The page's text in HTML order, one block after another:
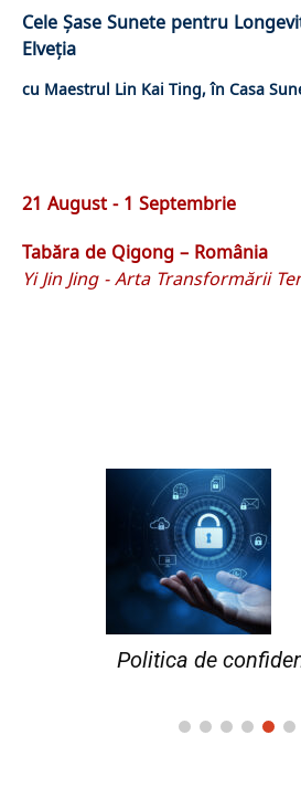
Cele Șase Sunete pentru
Elveția
cu Maestrul Lin Kai Ting, în Casa
21 August - 1 Septembrie
Tabăra de Qigong – România
Yi Jin Jing - Arta Transformării
Politica de